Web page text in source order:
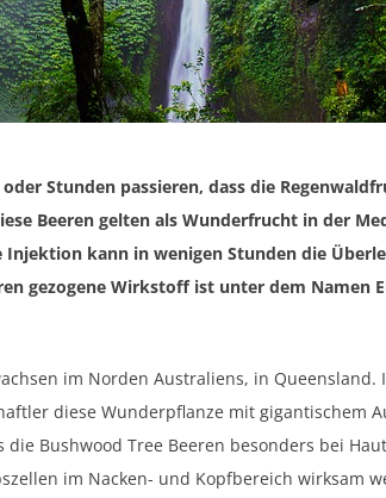
Stunden passieren, dass die
Beeren gelten als Wunderfrucht in der
Injektion kann in wenigen Stunden die
gezogene Wirkstoff ist unter dem Namen
im Norden Australiens, in Queensland.
diese Wunderpflanze mit gigantischem
die Bushwood Tree Beeren besonders bei
im Nacken- und Kopfbereich wirksam